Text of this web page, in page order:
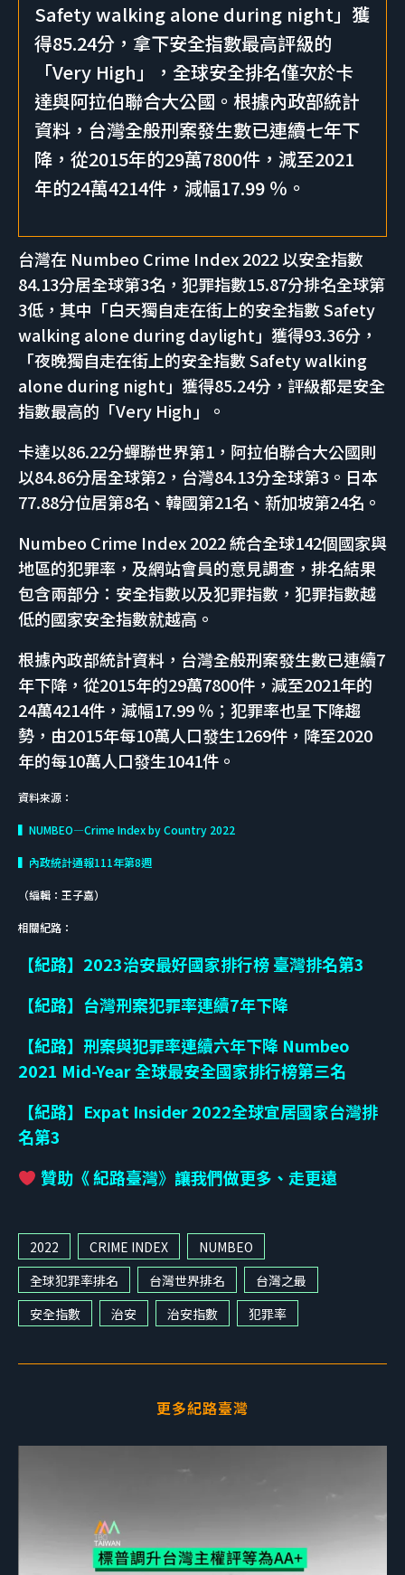
Safety walking alone during night」獲
得85.24分，拿下安全指數最高評級的
「Very High」，全球安全排名僅次於卡
達與阿拉伯聯合大公國。根據內政部統計
資料，台灣全般刑案發生數已連續七年下
降，從2015年的29萬7800件，減至2021
年的24萬4214件，減幅17.99 ％。
台灣在 Numbeo Crime Index 2022 以安全指數
84.13分居全球第3名，犯罪指數15.87分排名全球第
3低，其中「白天獨自走在街上的安全指數 Safety
walking alone during daylight」獲得93.36分，
「夜晚獨自走在街上的安全指數 Safety walking
alone during night」獲得85.24分，評級都是安全
指數最高的「Very High」。
卡達以86.22分蟬聯世界第1，阿拉伯聯合大公國則
以84.86分居全球第2，台灣84.13分全球第3。日本
77.88分位居第8名、韓國第21名、新加坡第24名。
Numbeo Crime Index 2022 統合全球142個國家與
地區的犯罪率，及網站會員的意見調查，排名結果
包含兩部分：安全指數以及犯罪指數，犯罪指數越
低的國家安全指數就越高。
根據內政部統計資料，台灣全般刑案發生數已連續7
年下降，從2015年的29萬7800件，減至2021年的
24萬4214件，減幅17.99 ％；犯罪率也呈下降趨
勢，由2015年每10萬人口發生1269件，降至2020
年的每10萬人口發生1041件。
資料來源：
▍NUMBEO—Crime Index by Country 2022
▍內政統計通報111年第8週
（編輯：王子嘉）
相關紀路：
【紀路】2023治安最好國家排行榜 臺灣排名第3
【紀路】台灣刑案犯罪率連續7年下降
【紀路】刑案與犯罪率連續六年下降 Numbeo
2021 Mid-Year 全球最安全國家排行榜第三名
【紀路】Expat Insider 2022全球宜居國家台灣排
名第3
贊助《 紀路臺灣》 讓我們做更多、走更遠
2022 CRIME INDEX
NUMBEO
全球犯罪率排名
台灣世界排名
台灣之最
安全指數
治安 治安指數 犯罪率
更多紀路臺灣